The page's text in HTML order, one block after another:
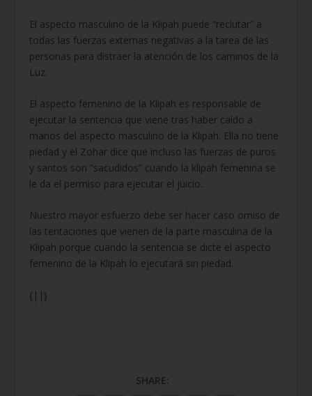
El aspecto masculino de la Klipah puede “reclutar” a
todas las fuerzas externas negativas a la tarea de las
personas para distraer la atención de los caminos de la
Luz.
El aspecto femenino de la Klipah es responsable de
ejecutar la sentencia que viene tras haber caído a
manos del aspecto masculino de la Klipah. Ella no tiene
piedad y el Zohar dice que incluso las fuerzas de puros
y santos son “sacudidos” cuando la klipah femenina se
le da el permiso para ejecutar el juicio.
Nuestro mayor esfuerzo debe ser hacer caso omiso de
las tentaciones que vienen de la parte masculina de la
Klipah porque cuando la sentencia se dicte el aspecto
femenino de la Klipah lo ejecutará sin piedad.
{||}
SHARE: